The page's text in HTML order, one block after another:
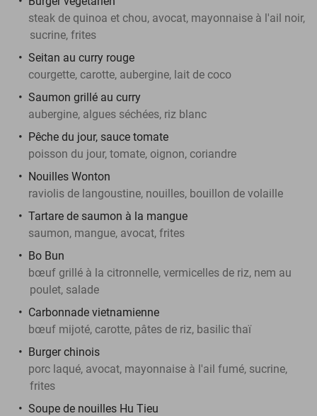
steak de quinoa et chou, avocat, mayonnaise à l'ail noir,
sucrine, frites
Seitan au curry rouge
courgette, carotte, aubergine, lait de coco
Saumon grillé au curry
aubergine, algues séchées, riz blanc
Pêche du jour, sauce tomate
poisson du jour, tomate, oignon, coriandre
Nouilles Wonton
raviolis de langoustine, nouilles, bouillon de volaille
Tartare de saumon à la mangue
saumon, mangue, avocat, frites
Bo Bun
bœuf grillé à la citronnelle, vermicelles de riz, nem au
poulet, salade
Carbonnade vietnamienne
bœuf mijoté, carotte, pâtes de riz, basilic thaï
Burger chinois
porc laqué, avocat, mayonnaise à l'ail fumé, sucrine,
frites
Soupe de nouilles Hu Tieu